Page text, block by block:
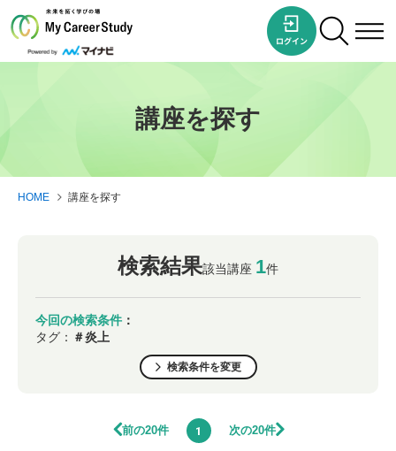
講座を探す
HOME 講座を探す
検索結果該当講座 1件
今回の検索条件 ：
タグ： ＃炎上
検索条件を変更
前の20件 1 次の20件